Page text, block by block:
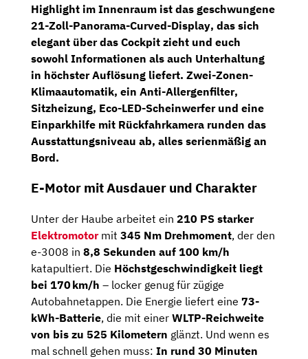
Highlight im Innenraum ist das geschwungene
21-Zoll-Panorama-Curved-Display, das sich
elegant über das Cockpit zieht und euch
sowohl Informationen als auch Unterhaltung
in höchster Auflösung liefert. Zwei-Zonen-
Klimaautomatik, ein Anti-Allergenfilter,
Sitzheizung, Eco-LED-Scheinwerferund eine
Einparkhilfe mit Rückfahrkamera runden das
Ausstattungsniveau ab, alles serienmäßig an
Bord.
E-Motor mit Ausdauer und Charakter
Unter der Haube arbeitet ein 210 PS starker
Elektromotormit 345 Nm Drehmoment, der den
e-3008 in 8,8 Sekunden auf 100 km/h
katapultiert. Die Höchstgeschwindigkeit liegt
bei 170 km/h – locker genug für zügige
Autobahnetappen. Die Energie liefert eine 73-
kWh-Batterie, die mit einer WLTP-Reichweite
von bis zu 525 Kilometern glänzt. Und wenn es
mal schnell gehen muss: In rund 30 Minuten